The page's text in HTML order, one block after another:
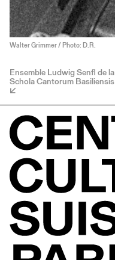
Walter Grimmer / Photo: D.R.
Ensemble Ludwig Senfl de la
Schola Cantorum Basiliensis